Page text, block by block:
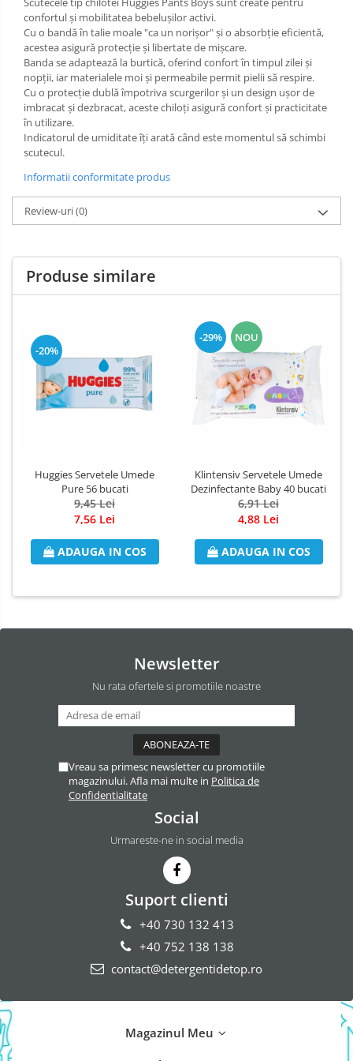
Dezinfectant Bucatarie
Dezinfectant Sano
Domestos Verde
Domestos WC
Gel Antibacterian
Igienol Dezinfectant
Produse Curatenie Baie
Produse Sano Baie
Sanytol Dezinfectant
Hartie Igienica
Prosoape de Hartie
Odorizant Camera Profesional
Odorizant Camera cu Betisoare
Odorizant Camera Electric
Profesional
Odorizant Camera Ambi Pur
Rezerva Odorizant Camera Air Wick
plasture
confortul și mobilitatea bebelușilor activi.
Cu o bandă în talie moale "ca un norișor" și o absorbție eficientă,
acestea asigură protecție și libertate de mișcare.
Banda se adaptează la burtică, oferind confort în timpul zilei și
nopții, iar materialele moi și permeabile permit pielii să respire.
Cu o protecție dublă împotriva scurgerilor și un design ușor de
imbracat și dezbracat, aceste chiloți asigură confort și practicitate
în utilizare.
Indicatorul de umiditate îți arată când este momentul să schimbi
scutecul.
Informatii conformitate produs
Review-uri(0)
Produse similare
-20%
Huggies Servetele Umede
Pure 56 bucati
9,45 Lei
7,56 Lei
ADAUGA IN COS
-29% NOU
Klintensiv Servetele Umede
Dezinfectante Baby 40 bucati
6,91 Lei
4,88 Lei
ADAUGA IN COS
Newsletter
Nu rata ofertele si promotiile noastre
Vreau sa primesc newsletter cu promotiile
magazinului. Afla mai multe in Politica de
Confidentialitate
Social
Urmareste-ne in social media
Suport clienti
+40 730 132 413
+40 752 138 138
contact@detergentidetop.ro
Magazinul Meu